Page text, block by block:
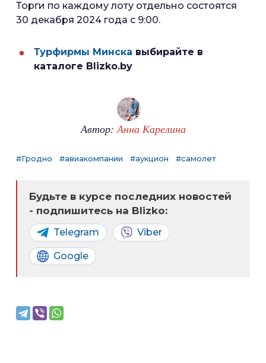
Торги по каждому лоту отдельно состоятся
30 декабря 2024 года с 9:00.
Турфирмы Минска выбирайте в
каталоге Blizko.by
Автор:Анна Карелина
#Гродно #авиакомпании #аукцион #самолет
Будьте в курсе последних новостей
- подпишитесь на Blizko:
Telegram Viber
Google